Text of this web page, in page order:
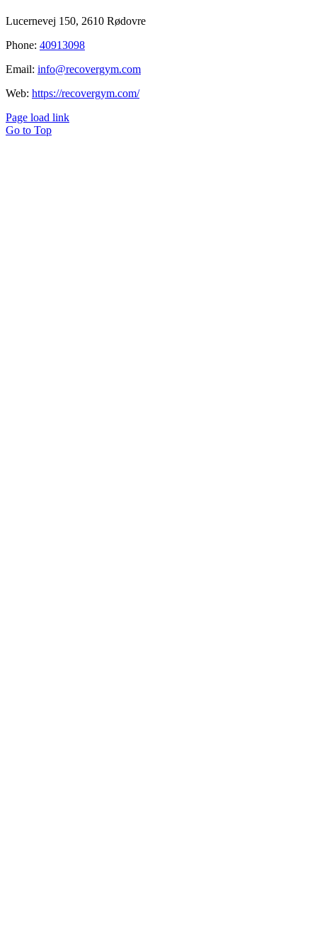
Lucernevej 150, 2610 Rødovre
Phone: 40913098
Email: info@recovergym.com
Web: https://recovergym.com/
Page load link
Go to Top